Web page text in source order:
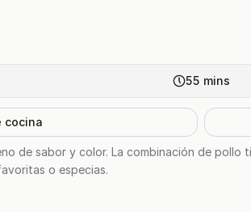
55 mins
cocina
de sabor y color. La combinación de pollo
o especias.